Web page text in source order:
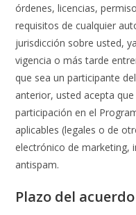
órdenes, licencias,
requisitos de cualquier
jurisdicción sobre usted,
vigencia o más tarde
que sea un participante
anterior, usted acepta
participación en el
aplicables (legales o de
electrónico de marketing,
antispam.
Plazo del